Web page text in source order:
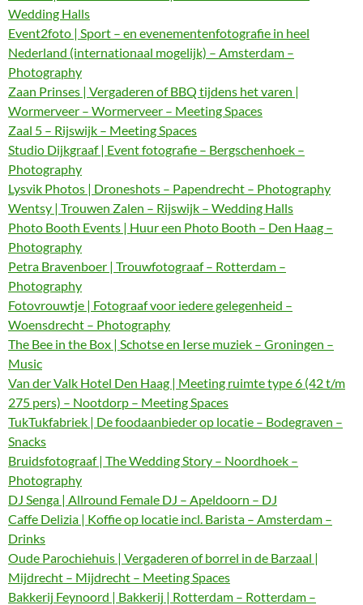
Wedding Halls
Event2foto | Sport – en evenementenfotografie in heel
Nederland (internationaal mogelijk) – Amsterdam –
Photography
Zaan Prinses | Vergaderen of BBQ tijdens het varen |
Wormerveer – Wormerveer – Meeting Spaces
Zaal 5 – Rijswijk – Meeting Spaces
Studio Dijkgraaf | Event fotografie – Bergschenhoek –
Photography
Lysvik Photos | Droneshots – Papendrecht – Photography
Wentsy | Trouwen Zalen – Rijswijk – Wedding Halls
Photo Booth Events | Huur een Photo Booth – Den Haag –
Photography
Petra Bravenboer | Trouwfotograaf – Rotterdam –
Photography
Fotovrouwtje | Fotograaf voor iedere gelegenheid –
Woensdrecht – Photography
The Bee in the Box | Schotse en Ierse muziek – Groningen –
Music
Van der Valk Hotel Den Haag | Meeting ruimte type 6 (42 t/m
275 pers) – Nootdorp – Meeting Spaces
TukTukfabriek | De foodaanbieder op locatie – Bodegraven –
Snacks
Bruidsfotograaf | The Wedding Story – Noordhoek –
Photography
DJ Senga | Allround Female DJ – Apeldoorn – DJ
Caffe Delizia | Koffie op locatie incl. Barista – Amsterdam –
Drinks
Oude Parochiehuis | Vergaderen of borrel in de Barzaal |
Mijdrecht – Mijdrecht – Meeting Spaces
Bakkerij Feynoord | Bakkerij | Rotterdam – Rotterdam –